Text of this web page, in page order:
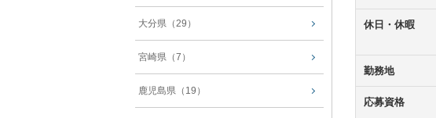
休日・休暇
勤務地
応募資格
大分県（29）
宮崎県（7）
鹿児島県（19）